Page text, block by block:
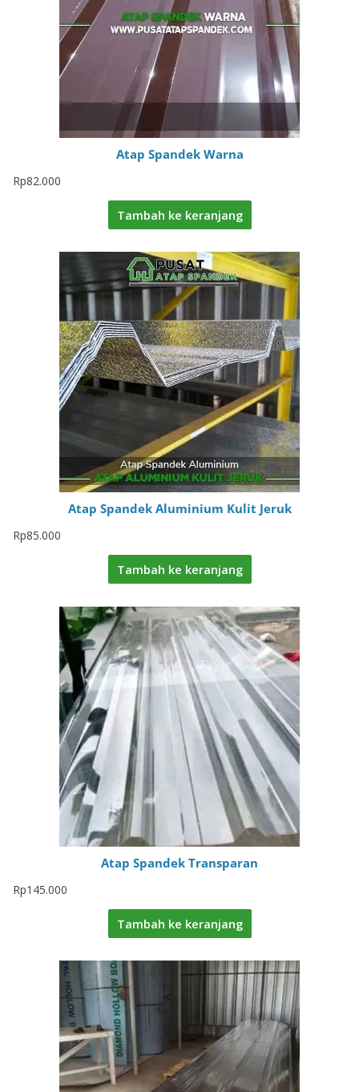
Atap Spandek Warna
Rp82.000
Tambah ke keranjang
Atap Spandek Aluminium Kulit Jeruk
Rp85.000
Tambah ke keranjang
Atap Spandek Transparan
Rp145.000
Tambah ke keranjang